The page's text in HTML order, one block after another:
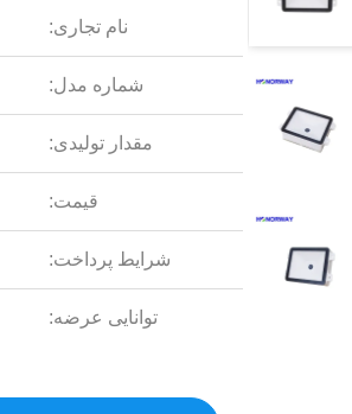
نام تجاری:
شماره مدل:
مقدار تولیدی:
قیمت:
شرایط پرداخت:
توانایی عرضه: